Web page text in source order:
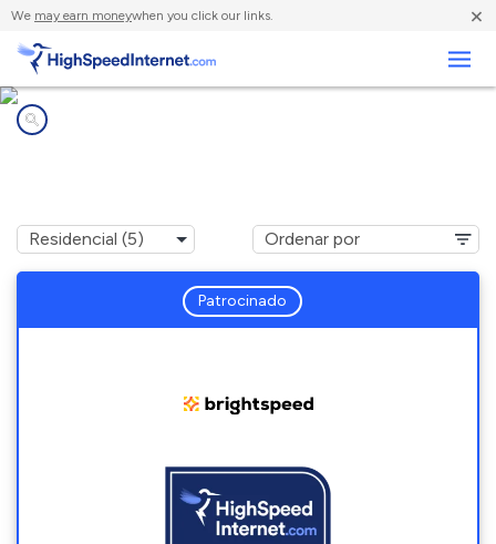
We may earn moneywhen you click our links. ×
Patrocinado